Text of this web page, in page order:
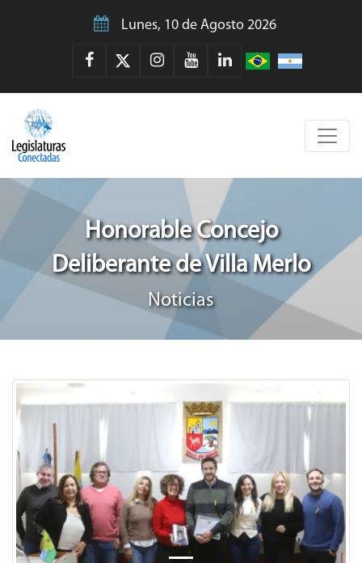
Lunes, 10 de Agosto 2026
Honorable Concejo
Deliberante de Villa Merlo
Noticias
Previous Next